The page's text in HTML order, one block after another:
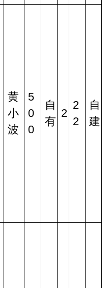
黄
小
波
5
0
0
自
有
2
2
2
自
建